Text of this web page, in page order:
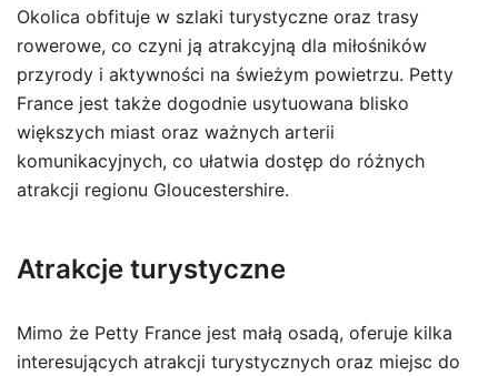
Okolica obfituje w szlaki turystyczne oraz trasy
rowerowe, co czyni ją atrakcyjną dla miłośników
przyrody i aktywności na świeżym powietrzu. Petty
France jest także dogodnie usytuowana blisko
większych miast oraz ważnych arterii
komunikacyjnych, co ułatwia dostęp do różnych
atrakcji regionu Gloucestershire.
Atrakcje turystyczne
Mimo że Petty France jest małą osadą, oferuje kilka
interesujących atrakcji turystycznych oraz miejsc do